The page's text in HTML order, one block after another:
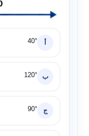
40°
ب 120°
ج 90°